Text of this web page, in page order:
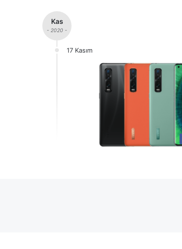
Kas
- 2020 -
17 Kasım